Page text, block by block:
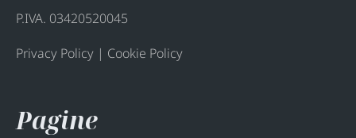
P.IVA. 03420520045
Privacy Policy | Cookie Policy
Pagine